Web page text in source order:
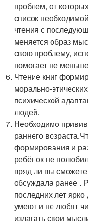
проблем, от
список
чтения с
меняется образ
свою проблему,
помогает не
Чтение книг
морально-
психической
людей.
Необходимо
раннего
формирования и
ребёнок не
вряд ли вы
обсуждала ранее .
последних лет
умеют и не любят
излагать свои